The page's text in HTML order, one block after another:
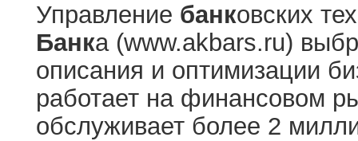
Управление банковских
Банка (www.akbars.ru)
описания и оптимизации
работает на финансовом
обслуживает более 2